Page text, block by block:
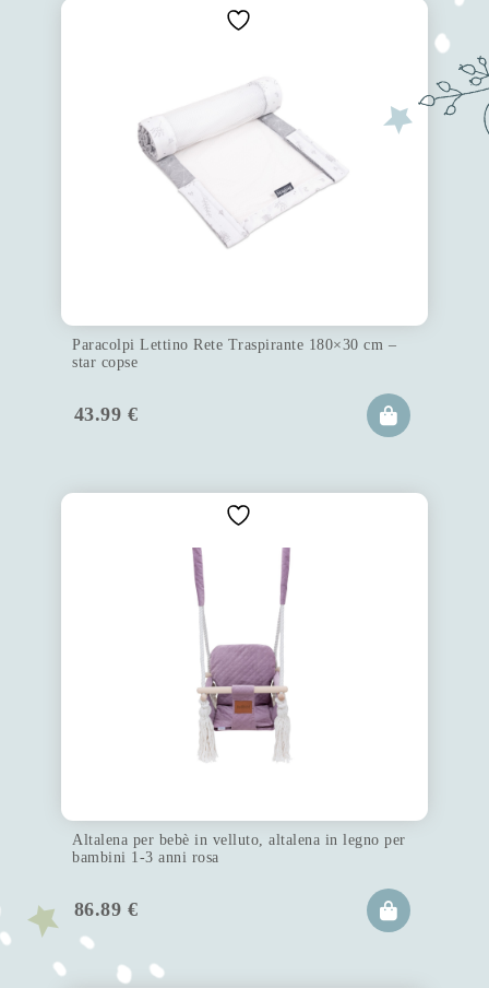
Paracolpi Lettino Rete Traspirante 180×30 cm –
star copse
43.99 €
Altalena per bebè in velluto, altalena in legno per
bambini 1-3 anni rosa
86.89 €